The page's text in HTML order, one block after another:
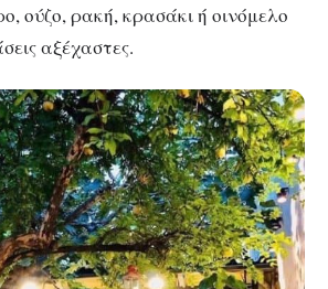
ούζο, ρακή, κρασάκι ή οινόμελο
αξέχαστες.